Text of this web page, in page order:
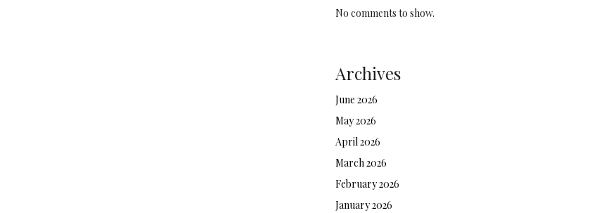
No comments to show.
Archives
June 2026
May 2026
April 2026
March 2026
February 2026
January 2026